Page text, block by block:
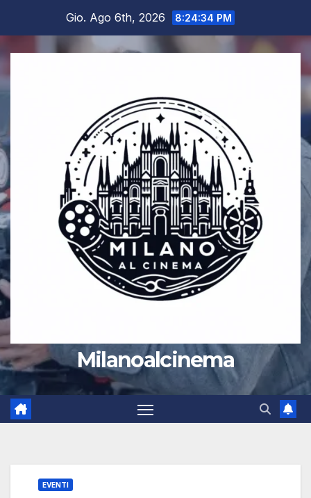
contenuto
Gio. Ago 6th, 2026 8:24:35 PM
Milanoalcinema
EVENTI